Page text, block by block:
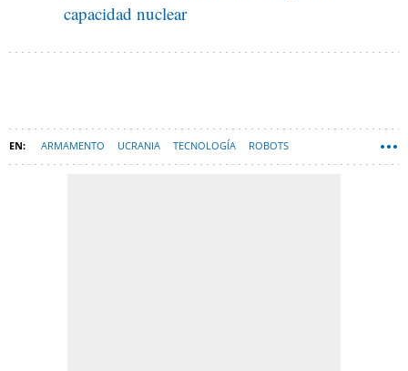
capacidad nuclear
ARMAMENTO UCRANIA TECNOLOGÍA ROBOTS